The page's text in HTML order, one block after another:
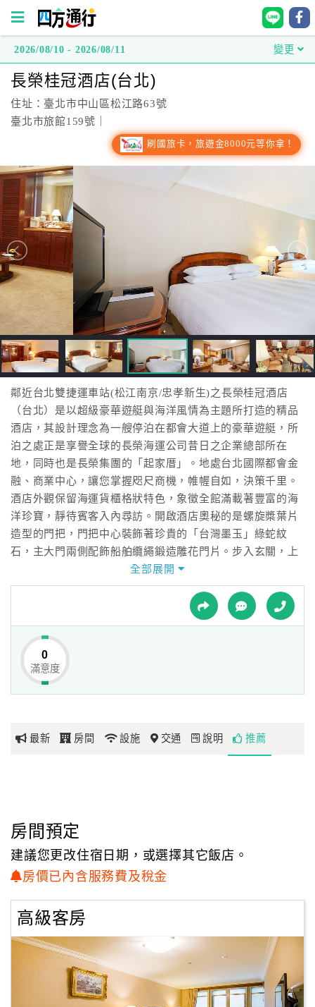
方
通
行
台
灣
訂
房
直
接
跟
飯
店
訂
房
HOT
特
色
民
宿
球
網
玩
地
圖
顧
務
2026/08/10 - 2026/08/11 變更
長榮桂冠酒店(台北)
住址：臺北市中山區松江路63號
臺北市旅館159號｜
刷國旅卡，旅遊金8000元等你拿！
鄰近台北雙捷運車站(松江南京/忠孝新生)之長榮桂冠酒店
（台北）是以超級豪華遊艇與海洋風情為主題所打造的精品
酒店，其設計理念為一艘停泊在都會大道上的豪華遊艇，所
泊之處正是享譽全球的長榮海運公司昔日之企業總部所在
地，同時也是長榮集團的「起家厝」。地處台北國際都會金
融、商業中心，讓您掌握咫尺商機，帷幄自如，決策千里。
酒店外觀保留海運貨櫃格狀特色，象徵全館滿載著豐富的海
洋珍寶，靜待賓客入內尋訪。開啟酒店奧秘的是螺旋槳葉片
造型的門把，門把中心裝飾著珍貴的「台灣墨玉」綠蛇紋
石，主大門兩側配飾船舶纜繩鍛造雕花門片。步入玄關，上
方即是象徵著「長榮之星」的水晶燈飾，右側迴旋梯則垂掛
著北極星和閃亮流星。
全部展開
0
滿意度
最新 房間 設施 交通 說明 推薦
房間預定
建議您更改住宿日期，或選擇其它飯店。
房價已內含服務費及稅金
高級客房